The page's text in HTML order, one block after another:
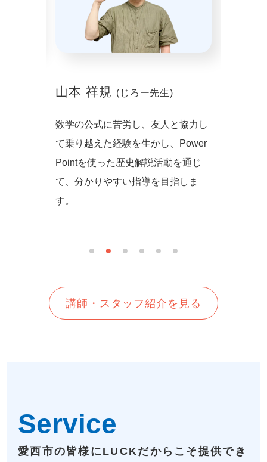
山本 祥規 (じろー先生)
数学の公式に苦労し、友人と協力し
て乗り越えた経験を生かし、Power
Pointを使った歴史解説活動を通じ
て、分かりやすい指導を目指しま
す。
講師・スタッフ紹介を見る
Service
愛西市の皆様にLUCKだからこそ提供でき